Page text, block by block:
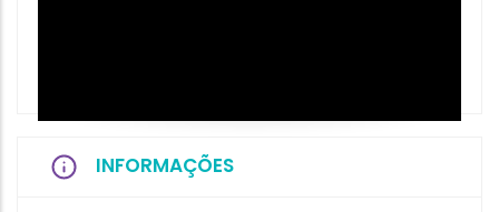
INFORMAÇÕES